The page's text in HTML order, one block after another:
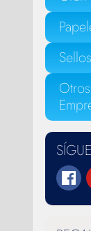
Sellos